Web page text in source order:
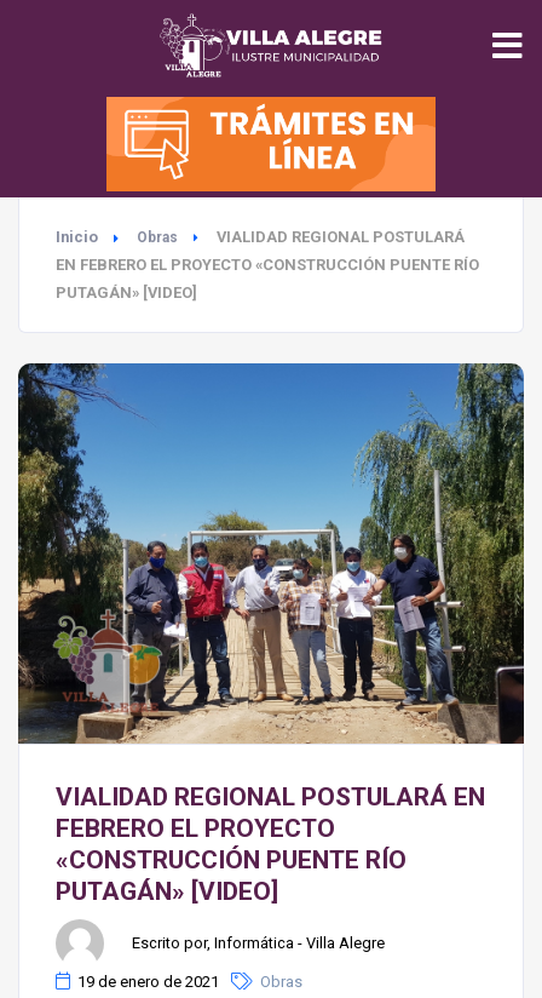
INICIO
MUNICIPALIDAD
SEGURIDAD
TURISMO
MEDIO AMBIENTE
Inicio Obras
VIALIDAD REGIONAL POSTULARÁ
EN FEBRERO EL PROYECTO «CONSTRUCCIÓN PUENTE RÍO
PUTAGÁN» [VIDEO]
VIALIDAD REGIONAL POSTULARÁ EN
FEBRERO EL PROYECTO
«CONSTRUCCIÓN PUENTE RÍO
PUTAGÁN» [VIDEO]
Escrito por, Informática - Villa Alegre
19 de enero de 2021
Obras